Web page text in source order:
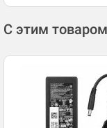
С этим